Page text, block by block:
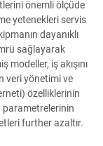
önemli ölçüde
yetenekleri servis
dayanıklı
sağlayarak
modeller, iş akışını
veri yönetimi ve
özelliklerinin
parametrelerinin
further azaltır.